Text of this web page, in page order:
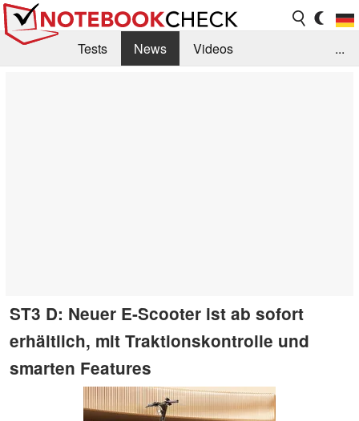
Tests News
Videos
...
ST3 D: Neuer E-Scooter ist ab sofort
erhältlich, mit Traktionskontrolle und
smarten Features